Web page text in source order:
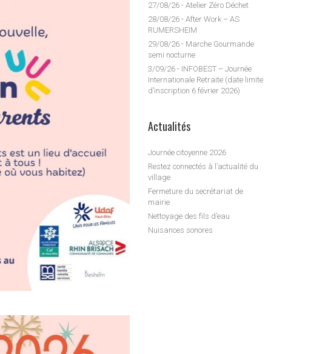
27/08/26 - Atelier Zéro Déchet
28/08/26 - After Work – AS
RUMERSHEIM
29/08/26 - Marche Gourmande
semi nocturne
3/09/26 - INFOBEST – Journée
Internationale Retraite (date limite
d’inscription 6 février 2026)
Actualités
Journée citoyenne 2026
Restez connectés à l’actualité du
village
Fermeture du secrétariat de
mairie
Nettoyage des fils d’eau
Nuisances sonores